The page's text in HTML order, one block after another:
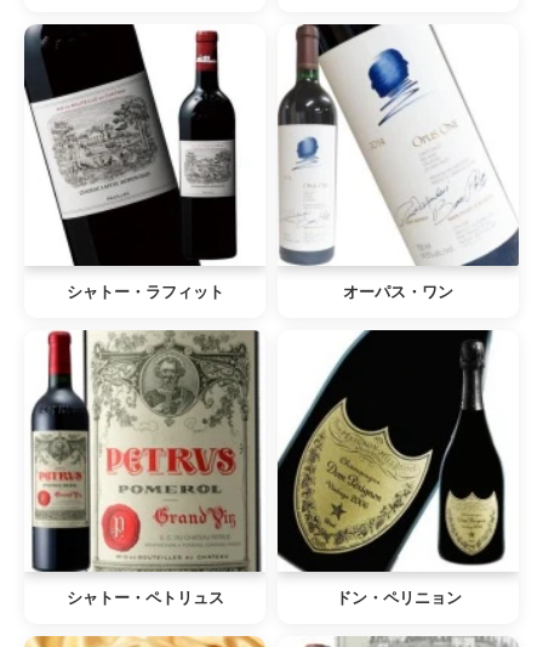
シャトー・ラフィット オーパス・ワン
シャトー・ペトリュス ドン・ペリニョン